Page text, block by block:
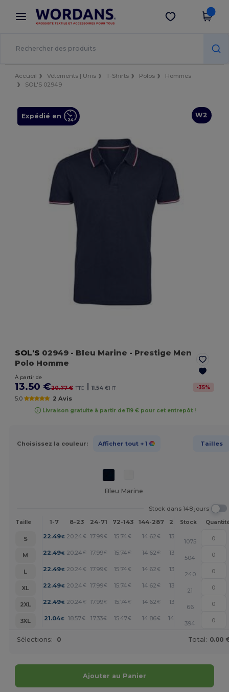
× Appli Wordans
Meilleurs prix sur l’app !
Obtenir l'appli
Accueil Vêtements | Unis T-Shirts Polos
Hommes
SOL'S 02949
W2
Expédié en
SOL'S 02949 - Bleu Marine - Prestige Men
Polo Homme
À partir de
13.50 €20.77 € TTC | 11.54 €HT -35%
5.0 2 Avis
Livraison gratuite à partir de 119 € pour cet entrepôt !
Choisissez la couleur: Afficher tout + 1 Tailles
Bleu Marine
Stock dans 148 jours
Taille 1-7 8-23 24-71 72-143 144-287 288 + Plus
Stock
S 22.49€ 20.24 € 17.99€ 15.74 € 14.62€ 13.50 +
1075
M
22.49€ 20.24 € 17.99€ 15.74 € 14.62€ 13.50
504
L
22.49€ 20.24 € 17.99€ 15.74 € 14.62€ 13.50 +
240
XL
22.49€ 20.24 € 17.99€ 15.74 € 14.62€ 13.50
21
2XL
22.49€ 20.24 € 17.99€ 15.74 € 14.62€ 13.50
66
3XL
21.04€ 18.57€ 17.33€ 15.47€ 14.86€ 14.24
394
Sélections: 0 Total: 0.00
Ajouter au Panier